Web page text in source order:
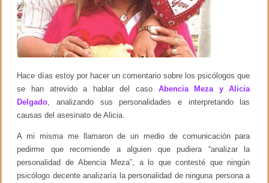
c
o
l
g
í
u
c
o
n
l
e
Hace días estoy por hacer un comentario sobre los psicólogos que
se han atrevido a hablar del caso Abencia Meza y Alicia
Delgado , analizando sus personalidades e interpretando las
causas del asesinato de Alicia.
A mi misma me llamaron de un medio de comunicación para
pedirme que recomiende a alguien que pudiera “analizar la
personalidad de Abencia Meza”, a lo que contesté que ningún
psicólogo decente analizaría la personalidad de ninguna persona a